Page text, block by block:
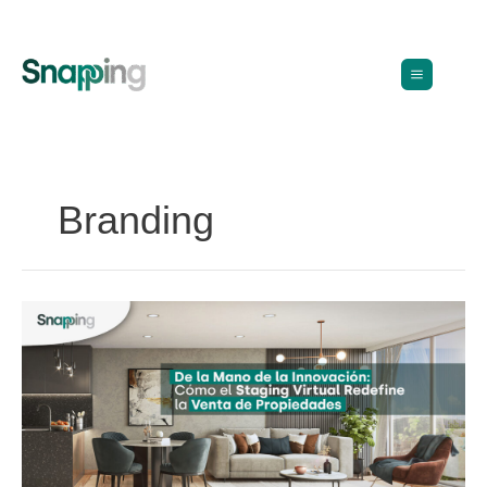
Branding
Mano
Innovación:
Cómo
Staging